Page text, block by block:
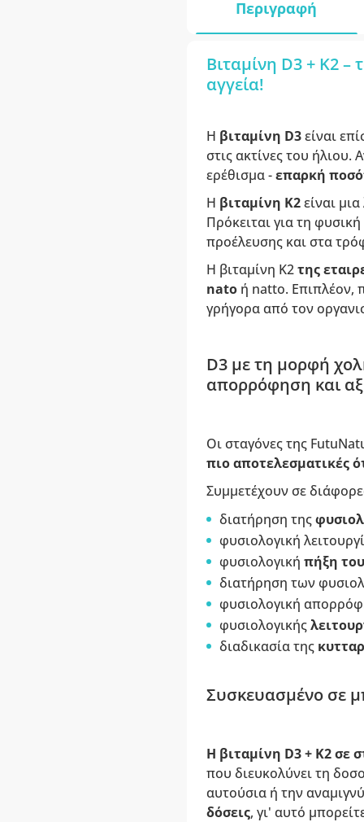
Περιγραφή
Βιταμίνη D3 + K2
αγγεία!
Η βιταμίνη D3είναι
στις ακτίνες του
ερέθισμα -επαρκή
Η βιταμίνη Κ2είναι
Πρόκειται για τη
προέλευσης και στα
Η βιταμίνη K2της
natoή natto. Επιπλέον,
γρήγορα από τον
D3 με τη μορφή
απορρόφηση και
Οι σταγόνες της
πιο αποτελεσματικές
Συμμετέχουν σε
διατήρηση της
φυσιολογική
φυσιολογική πήξη
διατήρηση των
φυσιολογική
φυσιολογικής
διαδικασία της
Συσκευασμένο σε
Η βιταμίνη D3 + K2 σε
που διευκολύνει τη
αυτούσια ή την
δόσεις, γι' αυτό